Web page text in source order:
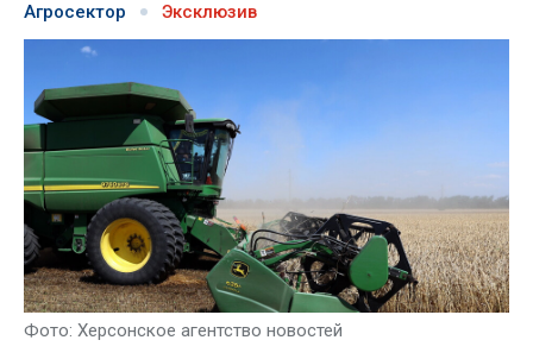
Агросектор Эксклюзив
Фото: Херсонское агентство новостей